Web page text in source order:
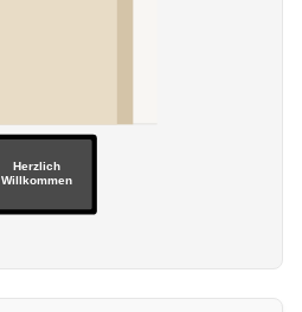
Herzlich
Willkommen